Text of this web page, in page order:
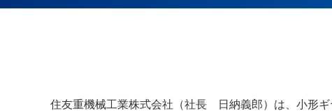
住友重機械工業株式会社（社長 日納義郎）は、小形